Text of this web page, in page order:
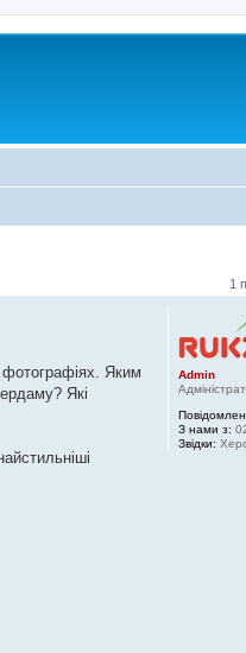
1
Admin
З нами з:
Звідки:
фотографіях. Яким
Які